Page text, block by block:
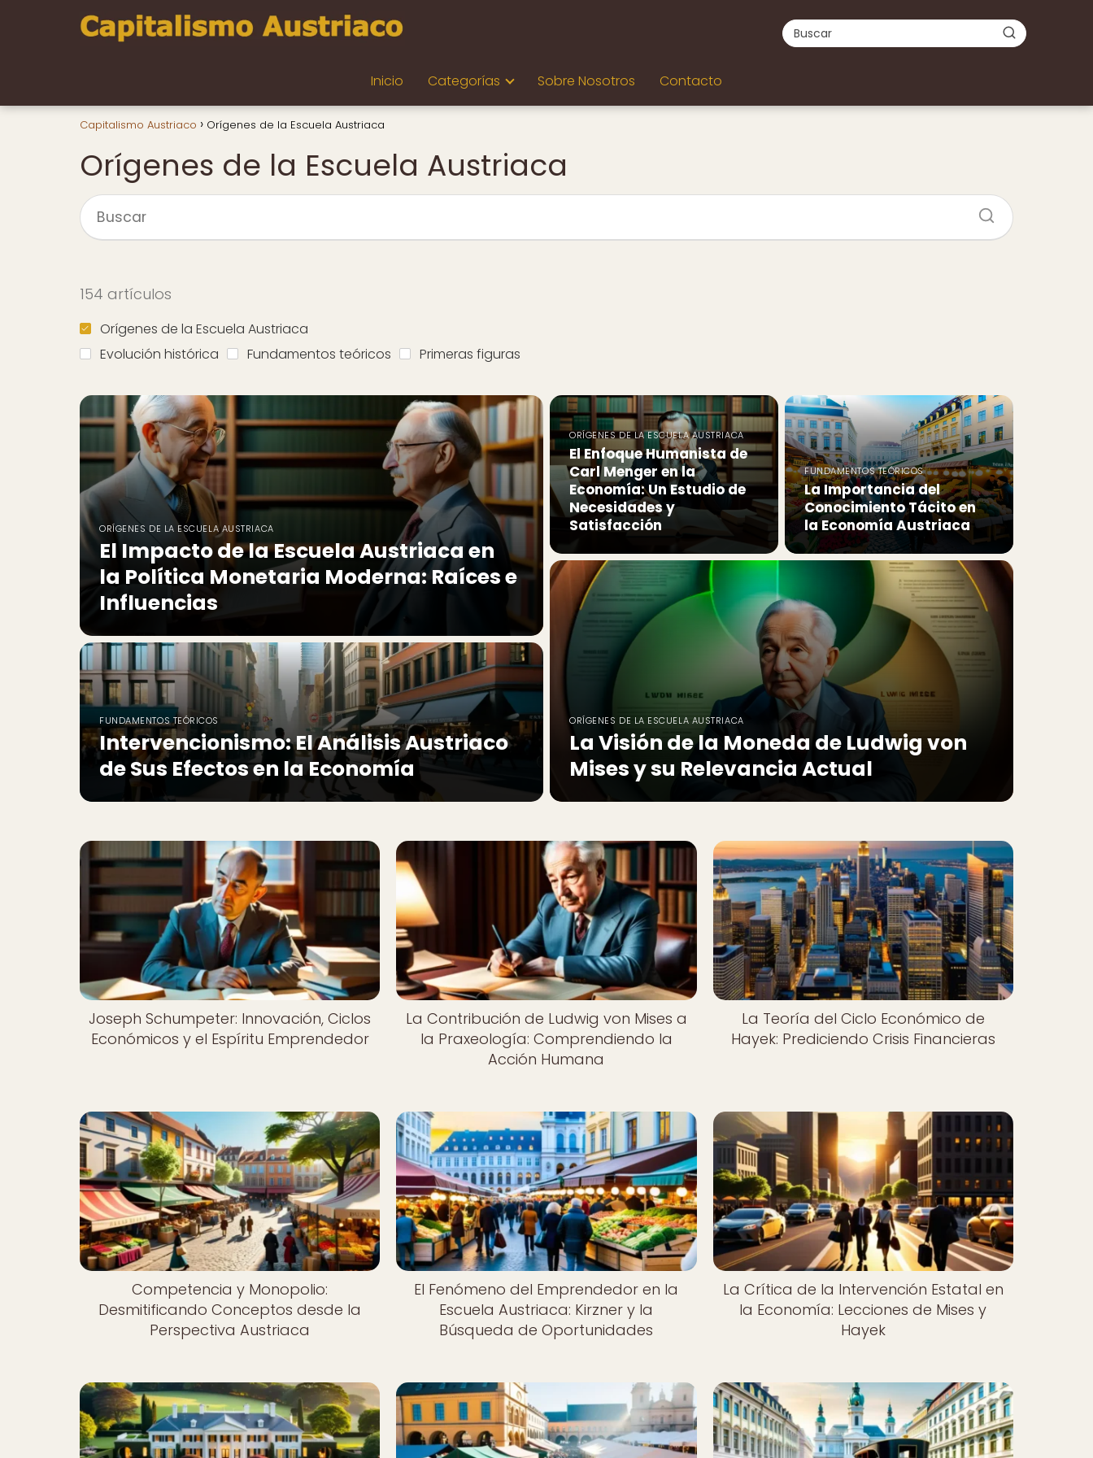
Inicio Categorías Sobre Nosotros Contacto
Capitalismo Austriaco Orígenes de la Escuela Austriaca
Orígenes de la Escuela Austriaca
154 artículos
Orígenes de la Escuela Austriaca
Evolución histórica
Fundamentos teóricos Primeras figuras
ORÍGENES DE LA ESCUELA AUSTRIACA
El Impacto de la Escuela Austriaca en
la Política Monetaria Moderna: Raíces e
Influencias
ORÍGENES DE LA ESCUELA AUSTRIACA
El Enfoque Humanista de
Carl Menger en la
Economía: Un Estudio de
Necesidades y
Satisfacción
FUNDAMENTOS TEÓRICOS
Intervencionismo: El Análisis Austriaco
de Sus Efectos en la Economía
FUNDAMENTOS TEÓRICOS
La Importancia del
Conocimiento Tácito en
la Economía Austriaca
ORÍGENES DE LA ESCUELA AUSTRIACA
La Visión de la Moneda de Ludwig von
Mises y su Relevancia Actual
Joseph Schumpeter: Innovación, Ciclos
Económicos y el Espíritu Emprendedor
La Contribución de Ludwig von Mises a
la Praxeología: Comprendiendo la
Acción Humana
La Teoría del Ciclo Económico de
Hayek: Prediciendo Crisis Financieras
Competencia y Monopolio:
Desmitificando Conceptos desde la
Perspectiva Austriaca
El Fenómeno del Emprendedor en la
Escuela Austriaca: Kirzner y la
Búsqueda de Oportunidades
La Crítica de la Intervención Estatal en
la Economía: Lecciones de Mises y
Hayek